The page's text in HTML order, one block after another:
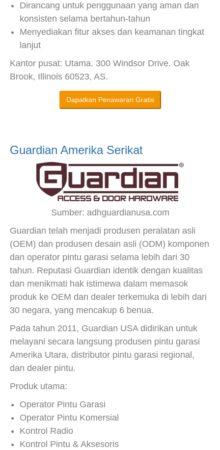
Dirancang untuk penggunaan yang aman dan
konsisten selama bertahun-tahun
Menyediakan fitur akses dan keamanan tingkat
lanjut
Kantor pusat: Utama. 300 Windsor Drive. Oak
Brook, Illinois 60523, AS.
Dapatkan Penawaran Gratis
Guardian Amerika Serikat
Sumber: adhguardianusa.com
Guardian telah menjadi produsen peralatan asli
(OEM) dan produsen desain asli (ODM) komponen
dan operator pintu garasi selama lebih dari 30
tahun. Reputasi Guardian identik dengan kualitas
dan menikmati hak istimewa dalam memasok
produk ke OEM dan dealer terkemuka di lebih dari
30 negara, yang mencakup 6 benua.
Pada tahun 2011, Guardian USA didirikan untuk
melayani secara langsung produsen pintu garasi
Amerika Utara, distributor pintu garasi regional,
dan dealer pintu.
Produk utama:
Operator Pintu Garasi
Operator Pintu Komersial
Kontrol Radio
Kontrol Pintu & Aksesoris